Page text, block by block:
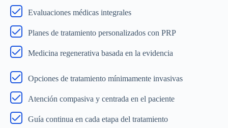
Evaluaciones médicas integrales
Planes de tratamiento personalizados con PRP
Medicina regenerativa basada en la evidencia
Opciones de tratamiento mínimamente invasivas
Atención compasiva y centrada en el paciente
Guía continua en cada etapa del tratamiento